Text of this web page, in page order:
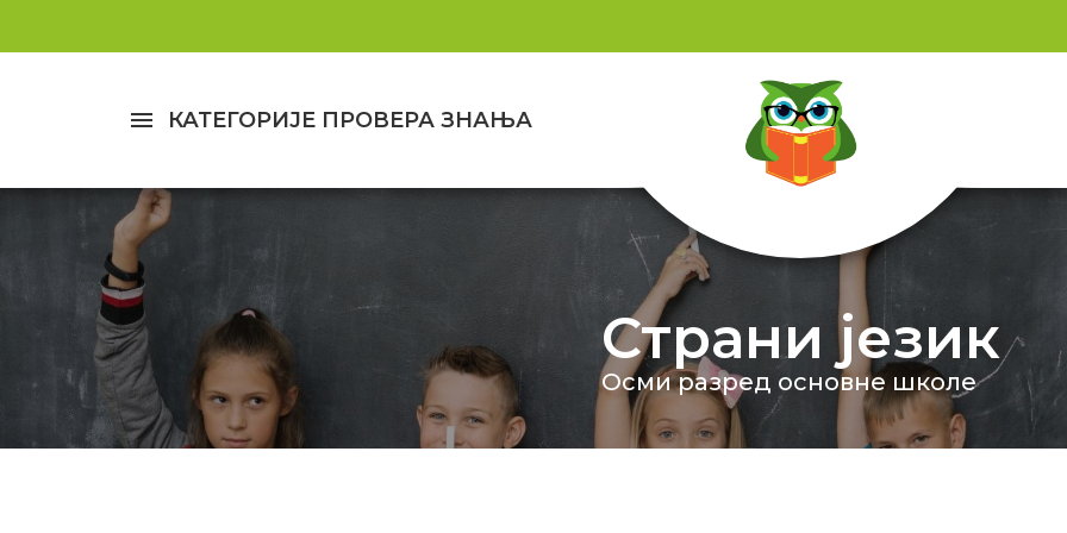
menu КАТЕГОРИЈЕ ПРОВЕРА ЗНАЊА
Страни језик
Осми разред основне школе